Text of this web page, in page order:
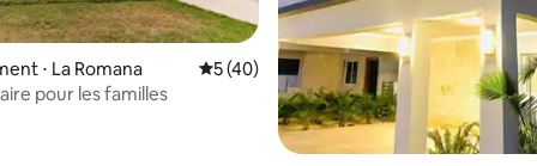
la base de 14 commentaires : 4,93 sur 5
⋅ La Romana Évaluation moyenne sur la base de 40
5 (40)
pour les familles